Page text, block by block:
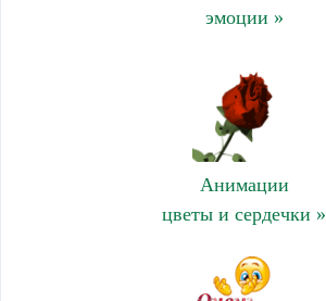
эмоции »
Анимации
цветы и сердечки »